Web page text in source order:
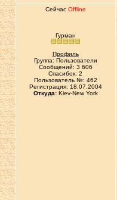
Сейчас Offline
Гурман
Профиль
Группа: Пользователи
Сообщений: 3 606
Спасибок: 2
Пользователь №: 462
Регистрация: 18.07.2004
Откуда:Kiev-New York